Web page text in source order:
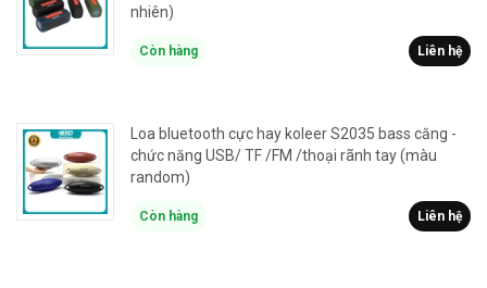
nhiên)
Còn hàng Liên hệ
Loa bluetooth cực hay koleer S2035 bass căng -
chức năng USB/ TF /FM /thoại rãnh tay (màu
random)
Còn hàng Liên hệ